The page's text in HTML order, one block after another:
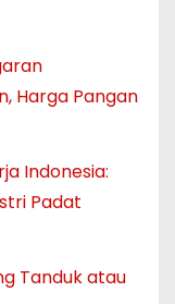
Harga Pangan
Indonesia:
Padat
Tanduk atau